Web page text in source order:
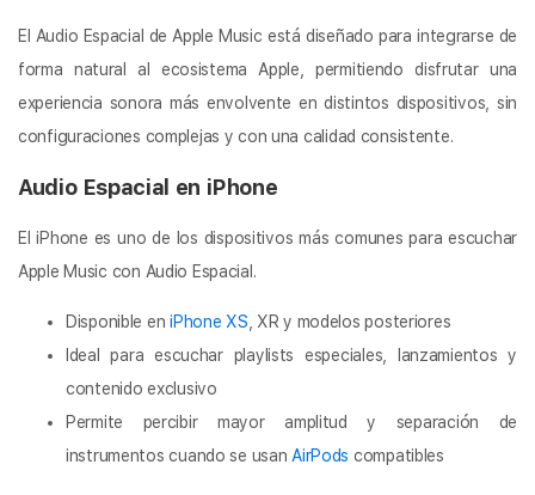
El Audio Espacial de Apple Music está diseñado para integrarse de
forma natural al ecosistema Apple, permitiendo disfrutar una
experiencia sonora más envolvente en distintos dispositivos, sin
configuraciones complejas y con una calidad consistente.
Audio Espacial en iPhone
El iPhone es uno de los dispositivos más comunes para escuchar
Apple Music con Audio Espacial.
Disponible eniPhone XS, XR y modelos posteriores
Ideal para escuchar playlists especiales, lanzamientos y
contenido exclusivo
Permite percibir mayor amplitud y separación de
instrumentos cuando se usanAirPods compatibles